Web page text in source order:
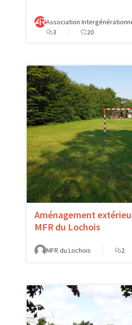
Association
3
20
Aménagement
MFR du Lochois
MFR du Lochois 2